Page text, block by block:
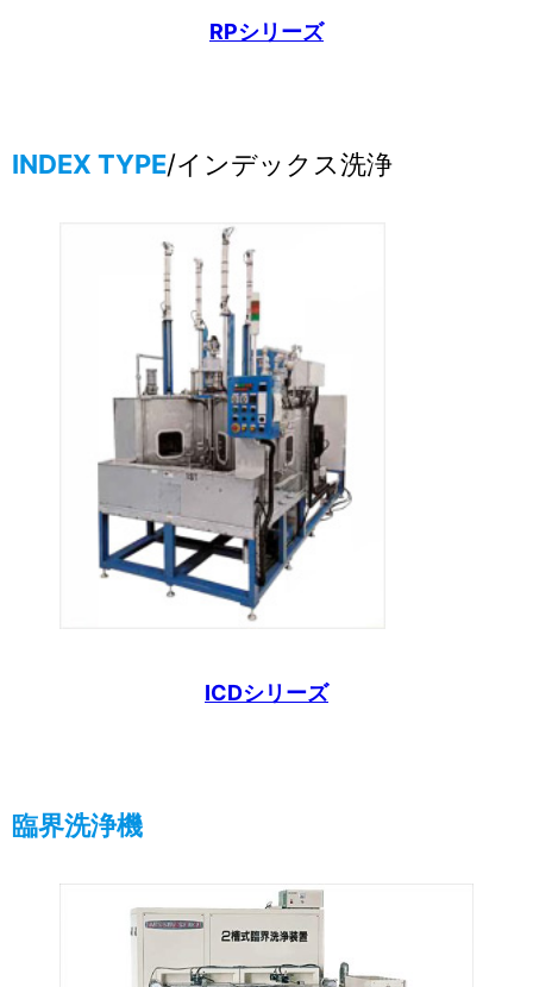
RPシリーズ
INDEX TYPE/インデックス洗浄
ICDシリーズ
臨界洗浄機